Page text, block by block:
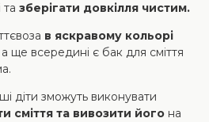
зберігати довкілля чистим.
в яскравому кольорі
ще всередині є бак для сміття
діти зможуть виконувати
сміття та вивозити його на